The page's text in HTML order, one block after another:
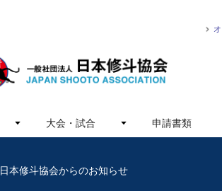
大会・試合 申請書類
日本修斗協会からのお知らせ